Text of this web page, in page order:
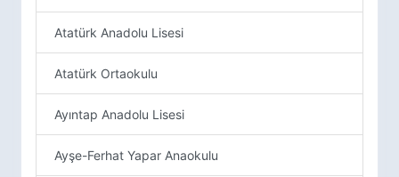
Atatürk Anadolu Lisesi
Atatürk Ortaokulu
Ayıntap Anadolu Lisesi
Ayşe-Ferhat Yapar Anaokulu